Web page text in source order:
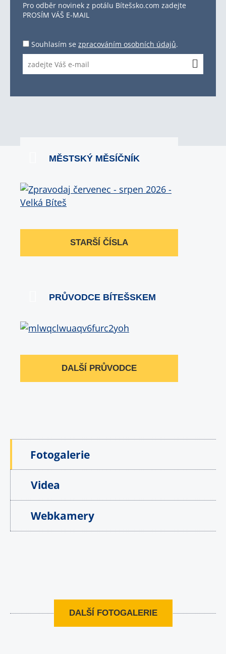
Pro odběr novinek z potálu Bítešsko.com zadejte
PROSÍM VÁŠ E-MAIL
Souhlasím se zpracováním osobních údajů.
MĚSTSKÝ MĚSÍČNÍK
STARŠÍ ČÍSLA
PRŮVODCE BÍTEŠSKEM
DALŠÍ PRŮVODCE
Fotogalerie
Videa
Webkamery
DALŠÍ FOTOGALERIE